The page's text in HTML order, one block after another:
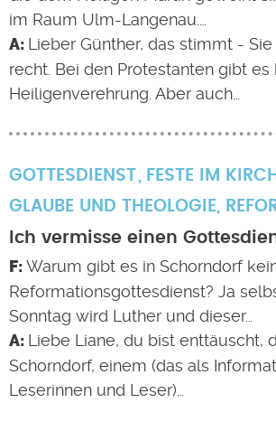
im Raum Ulm-Langenau.…
Lieber Günther, das stimmt -
recht. Bei den Protestanten gibt es
Heiligenverehrung. Aber auch…
GOTTESDIENST FESTE IM
GLAUBE UND THEOLOGIE,
Ich vermisse einen
Warum gibt es in Schorndorf
Reformationsgottesdienst? Ja
Sonntag wird Luther und dieser…
Liebe Liane, du bist enttäuscht,
Schorndorf, einem (das als
Leserinnen und Leser)…